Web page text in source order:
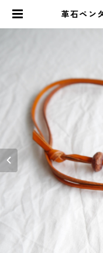
革石ペン